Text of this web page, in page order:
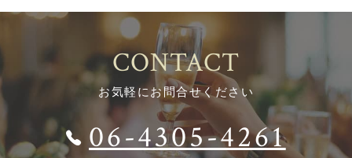
CONTACT
お気軽にお問合せください
06-4305-4261